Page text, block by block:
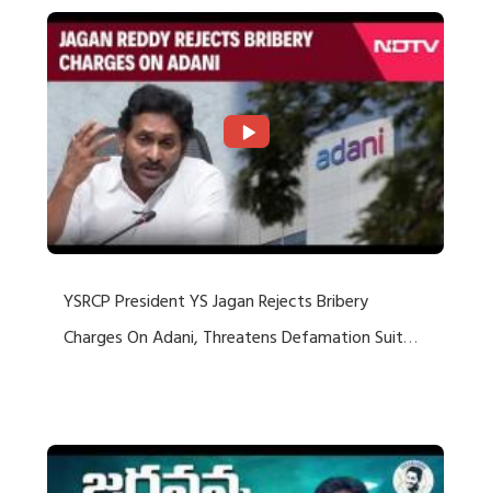
YSRCP President YS Jagan Rejects Bribery
Charges On Adani, Threatens Defamation Suit